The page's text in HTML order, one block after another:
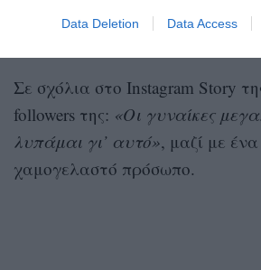
Data Deletion Data Access
αναγκάστηκε να απαντήσει σε
Σε σχόλια στο Instagram Story
followers της: «Οι γυναίκες
λυπάμαι γι’ αυτό», μαζί με
χαμογελαστό πρόσωπο.